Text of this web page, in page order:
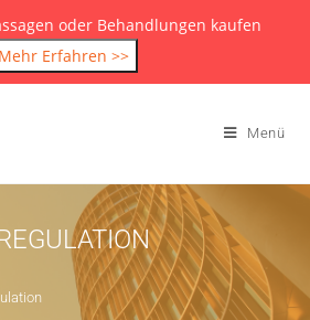
oder Behandlungen kaufen
Mehr Erfahren >>
Menü